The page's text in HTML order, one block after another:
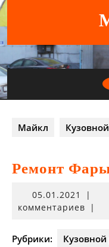
Перейти
к
Майкл
Ремонт
05.01.2021 |
комментариев
|
Рубрики: